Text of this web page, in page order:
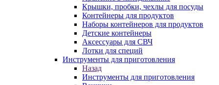
Крышки, пробки, чехлы для посуды
Контейнеры для продуктов
Наборы контейнеров для продуктов
Детские контейнеры
Аксессуары для СВЧ
Лотки для специй
Инструменты для приготовления
Назад
Инструменты для приготовления